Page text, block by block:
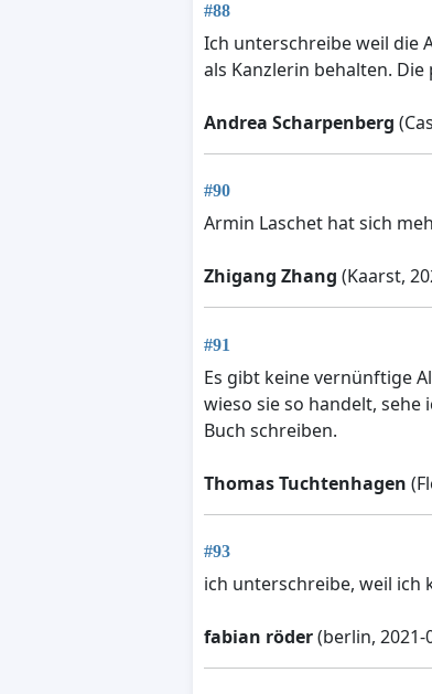
#88
Ich unterschreibe weil die
als Kanzlerin behalten.
Andrea Scharpenberg
#90
Armin Laschet hat sich
Zhigang Zhang (Kaarst,
#91
Es gibt keine vernünftige
wieso sie so handelt, sehe
Buch schreiben.
Thomas Tuchtenhagen
#93
ich unterschreibe, weil
fabian röder(berlin, 2021-